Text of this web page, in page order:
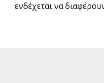
ενδέχεται να